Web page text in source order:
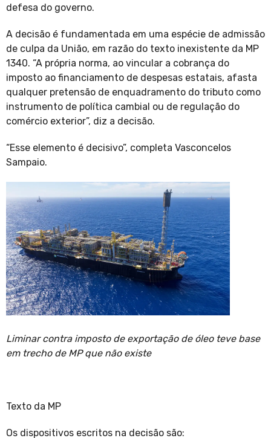
defesa do governo.
A decisão é fundamentada em uma espécie de admissão
de culpa da União, em razão do texto inexistente da MP
1340. “A própria norma, ao vincular a cobrança do
imposto ao financiamento de despesas estatais, afasta
qualquer pretensão de enquadramento do tributo como
instrumento de política cambial ou de regulação do
comércio exterior”, diz a decisão.
“Esse elemento é decisivo”, completa Vasconcelos
Sampaio.
Liminar contra imposto de exportação de óleo teve base
em trecho de MP que não existe
Texto da MP
Os dispositivos escritos na decisão são: